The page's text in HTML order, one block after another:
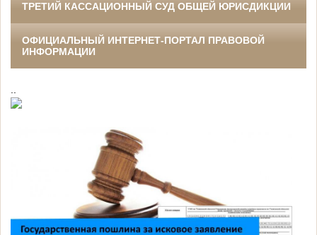
ТРЕТИЙ КАССАЦИОННЫЙ СУД ОБЩЕЙ ЮРИСДИКЦИИ
ОФИЦИАЛЬНЫЙ ИНТЕРНЕТ-ПОРТАЛ ПРАВОВОЙ
ИНФОРМАЦИИ